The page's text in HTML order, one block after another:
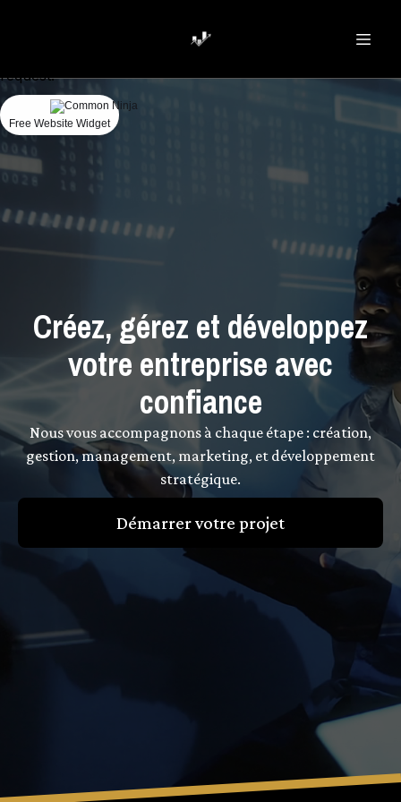
Créez, gérez et développez
votre entreprise avec
confiance
Nous vous accompagnons à chaque étape : création,
gestion, management, marketing, et développement
stratégique.
Démarrer votre projet
request.
Free Website Widget